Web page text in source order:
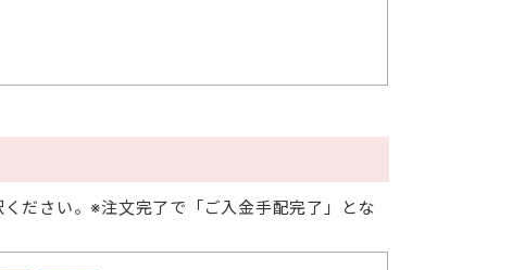
ださい。※注文完了で「ご入金手配完了」とな